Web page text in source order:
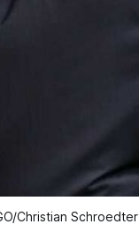
Christian Schroedter